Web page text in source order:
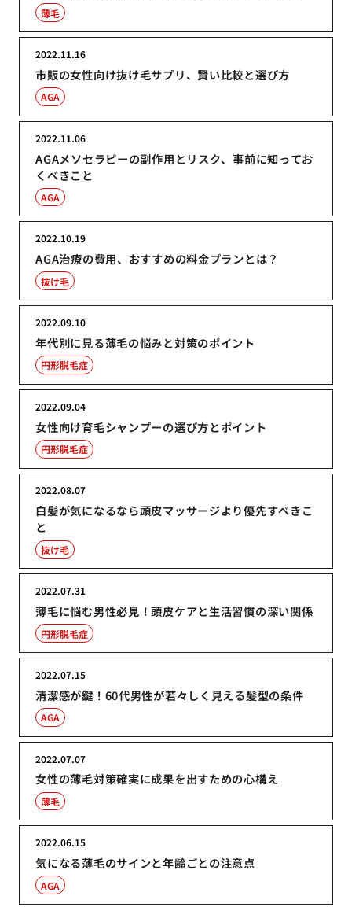
薄毛
市販の女性向け抜け毛サプリ、賢い比較と選び方
2022.11.16
AGA
AGAメソセラピーの副作用とリスク、事前に知ってお
くべきこと
2022.11.06
AGA
AGA治療の費用、おすすめの料金プランとは？
2022.10.19
抜け毛
年代別に見る薄毛の悩みと対策のポイント
2022.09.10
円形脱毛症
女性向け育毛シャンプーの選び方とポイント
2022.09.04
円形脱毛症
白髪が気になるなら頭皮マッサージより優先すべきこ
と
2022.08.07
抜け毛
薄毛に悩む男性必見！頭皮ケアと生活習慣の深い関係
2022.07.31
円形脱毛症
清潔感が鍵！60代男性が若々しく見える髪型の条件
2022.07.15
AGA
女性の薄毛対策確実に成果を出すための心構え
2022.07.07
薄毛
気になる薄毛のサインと年齢ごとの注意点
2022.06.15
AGA